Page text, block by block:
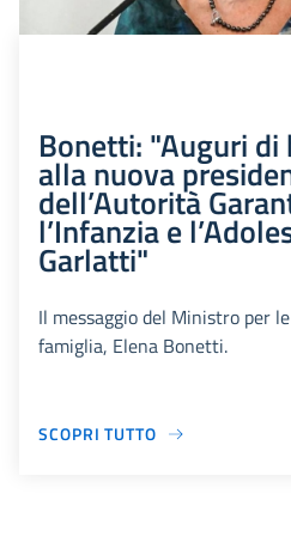
Bonetti: "Auguri
alla nuova
dell’Autorità
l’Infanzia e
Garlatti"
Il messaggio del Ministro per
famiglia, Elena Bonetti.
SCOPRI TUTTO